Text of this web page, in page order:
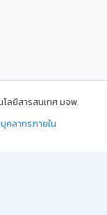
ลยีสารสนเทศ มจพ.
คลากรภายใน